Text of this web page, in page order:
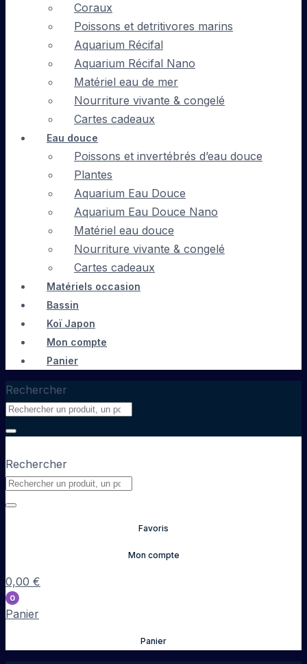
Coraux
Poissons et detritivores marins
Aquarium Récifal
Aquarium Récifal Nano
Matériel eau de mer
Nourriture vivante & congelé
Cartes cadeaux
Eau douce
Poissons et invertébrés d’eau douce
Plantes
Aquarium Eau Douce
Aquarium Eau Douce Nano
Matériel eau douce
Nourriture vivante & congelé
Cartes cadeaux
Matériels occasion
Bassin
Koï Japon
Mon compte
Panier
Rechercher
Rechercher
Favoris
Mon compte
0,00 €
0
Panier
Panier